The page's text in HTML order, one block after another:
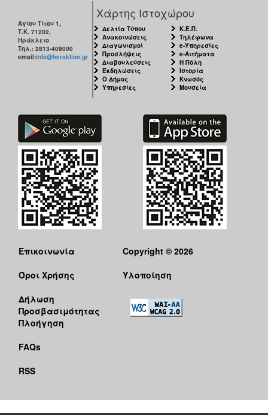
Αγίου Τίτου 1,
Τ.Κ. 71202,
Ηράκλειο
Τηλ.: 2813-409000
email:info@heraklion.gr
Χάρτης Ιστοχώρου
Δελτία Τύπου
Ανακοινώσεις
Διαγωνισμοί
Προσλήψεις
Διαβουλεύσεις
Εκδηλώσεις
Ο Δήμος
Υπηρεσίες
Κ.Ε.Π.
Τηλέφωνα
e-Υπηρεσίες
e-Αιτήματα
Η Πόλη
Ιστορία
Κνωσός
Μουσεία
Επικοινωνία
Όροι Χρήσης
Δήλωση
Προσβασιμότητας
Πλοήγηση
FAQs
RSS
Copyright © 2026
Υλοποίηση